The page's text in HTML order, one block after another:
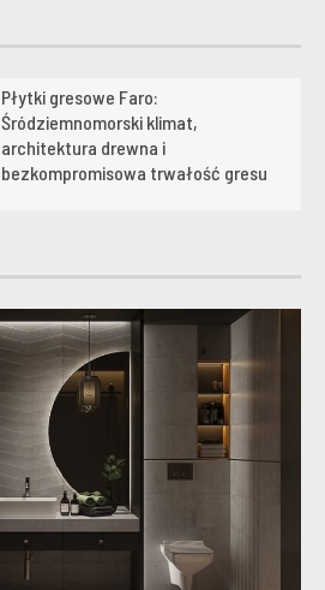
Płytki gresowe Faro:
Śródziemnomorski klimat,
architektura drewna i
bezkompromisowa trwałość gresu